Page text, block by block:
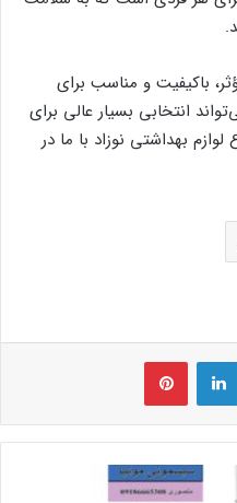
باکیفیت و مناسب برای
انتخابی بسیار عالی برای
بهداشتی نوزاد با ما در
لینکدین ‫پین‌ترست